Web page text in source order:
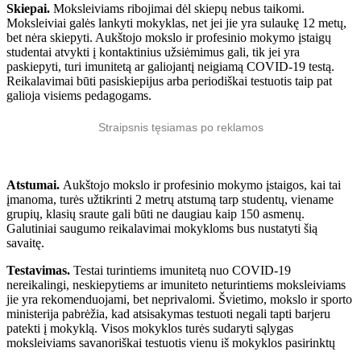
Skiepai. Moksleiviams ribojimai dėl skiepų nebus taikomi.
Moksleiviai galės lankyti mokyklas, net jei jie yra sulaukę 12 metų,
bet nėra skiepyti. Aukštojo mokslo ir profesinio mokymo įstaigų
studentai atvykti į kontaktinius užsiėmimus gali, tik jei yra
paskiepyti, turi imunitetą ar galiojantį neigiamą COVID-19 testą.
Reikalavimai būti pasiskiepijus arba periodiškai testuotis taip pat
galioja visiems pedagogams.
Straipsnis tęsiamas po reklamos
Atstumai. Aukštojo mokslo ir profesinio mokymo įstaigos, kai tai
įmanoma, turės užtikrinti 2 metrų atstumą tarp studentų, viename
grupių, klasių sraute gali būti ne daugiau kaip 150 asmenų.
Galutiniai saugumo reikalavimai mokykloms bus nustatyti šią
savaitę.
Testavimas. Testai turintiems imunitetą nuo COVID-19
nereikalingi, neskiepytiems ar imuniteto neturintiems moksleiviams
jie yra rekomenduojami, bet neprivalomi. Švietimo, mokslo ir sporto
ministerija pabrėžia, kad atsisakymas testuoti negali tapti barjeru
patekti į mokyklą. Visos mokyklos turės sudaryti sąlygas
moksleiviams savanoriškai testuotis vienu iš mokyklos pasirinktų